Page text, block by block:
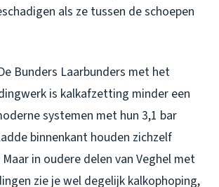
als ze tussen de schoepen
Bunders Laarbunders met het
is kalkafzetting minder een
systemen met hun 3,1 bar
binnenkant houden zichzelf
in oudere delen van Veghel met
zie je wel degelijk kalkophoping,